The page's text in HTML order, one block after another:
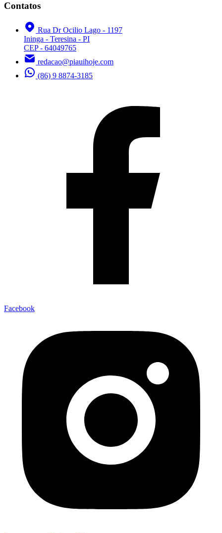
Contatos
Rua Dr Ocilio Lago - 1197
Ininga - Teresina - PI
CEP - 64049765
redacao@piauihoje.com
(86) 9 8874-3185
Facebook